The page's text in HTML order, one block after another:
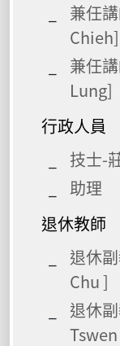
兼任
Chieh]
兼任
Lung]
行政人員
技士-
助理
退休教師
退休
Chu ]
退休